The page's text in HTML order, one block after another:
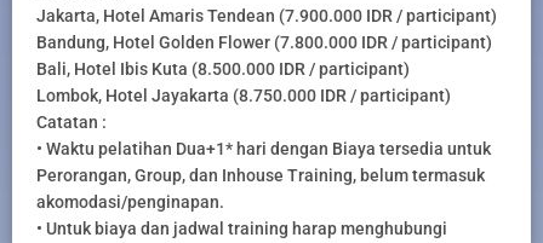
Jakarta, Hotel Amaris Tendean (7.900.000 IDR / participant)
Bandung, Hotel Golden Flower (7.800.000 IDR / participant)
Bali, Hotel Ibis Kuta (8.500.000 IDR / participant)
Lombok, Hotel Jayakarta (8.750.000 IDR / participant)
Catatan :
• Waktu pelatihan Dua+1* hari dengan Biaya tersedia untuk
Perorangan, Group, dan Inhouse Training, belum termasuk
akomodasi/penginapan.
• Untuk biaya dan jadwal training harap menghubungi